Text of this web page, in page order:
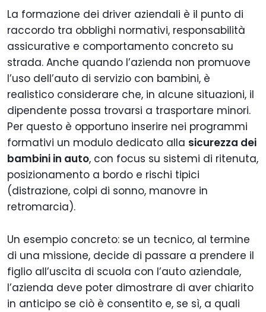
La formazione dei driver aziendali è il punto di
raccordo tra obblighi normativi, responsabilità
assicurative e comportamento concreto su
strada. Anche quando l’azienda non promuove
l’uso dell’auto di servizio con bambini, è
realistico considerare che, in alcune situazioni, il
dipendente possa trovarsi a trasportare minori.
Per questo è opportuno inserire nei programmi
formativi un modulo dedicato alla sicurezza dei
bambini in auto, con focus su sistemi di ritenuta,
posizionamento a bordo e rischi tipici
(distrazione, colpi di sonno, manovre in
retromarcia).
Un esempio concreto: se un tecnico, al termine
di una missione, decide di passare a prendere il
figlio all’uscita di scuola con l’auto aziendale,
l’azienda deve poter dimostrare di aver chiarito
in anticipo se ciò è consentito e, se sì, a quali